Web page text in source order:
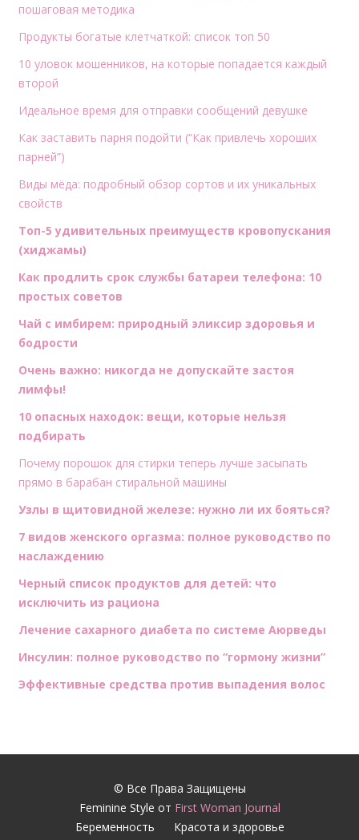
пошаговая методика
Продукты богатые клетчаткой: список топ 50
10 уловок мошенников, на которые попадается каждый
второй
Идеальное время для отправки сообщений девушке
Как заставить парня подойти (“Как привлечь хороших
парней”)
Виды мёда: подробный обзор сортов и их уникальных
свойств
Топ-5 удивительных преимуществ кровопускания
(хиджамы)
Как продлить срок службы батареи телефона: 10
простых советов
Чай с имбирем: природный эликсир здоровья и
бодрости
Очень важно: никогда не допускайте застоя
лимфы!
10 опасных находок: вещи, которые нельзя
подбирать
Почему порошок для стирки теперь лучше засыпать
прямо в барабан стиральной машины
Узлы в щитовидной железе: нужно ли их бояться?
7 видов женского оргазма: полное руководство по
наслаждению
Черный список продуктов для детей: что
исключить из рациона
Лечение сахарного диабета по системе Аюрведы
Инсулин: полное руководство по “гормону жизни”
Эффективные средства против выпадения волос
© Все Права Защищены
Feminine Style от First Woman Journal
Беременность
Красота и здоровье